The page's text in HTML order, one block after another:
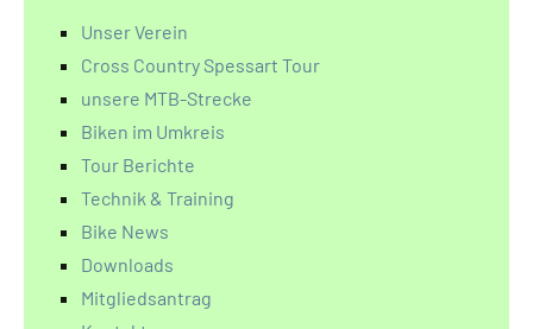
Unser Verein
Cross Country Spessart Tour
unsere MTB-Strecke
Biken im Umkreis
Tour Berichte
Technik & Training
Bike News
Downloads
Mitgliedsantrag